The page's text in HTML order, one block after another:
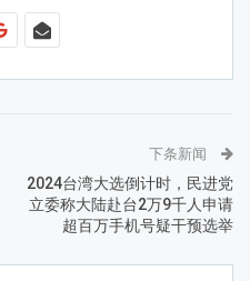
下条新闻
2024台湾大选倒计时，民进党
立委称大陆赴台2万9千人申请
超百万手机号疑干预选举